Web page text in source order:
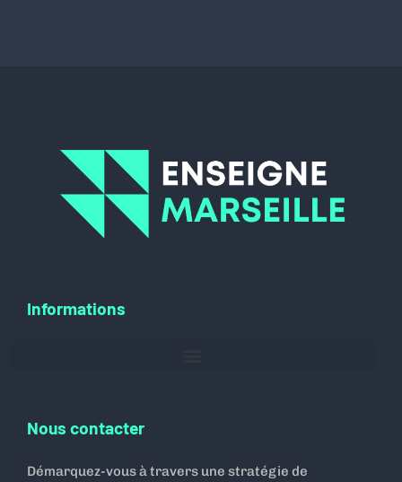
Informations
Nous contacter
Démarquez-vous à travers une stratégie de